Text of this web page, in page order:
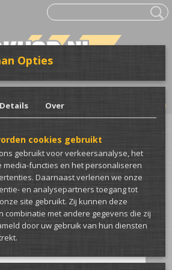
(0)
>Turbo sticker>Boost FTW auto sticker
Opties
Details Over
cookies gebruikt
gebruikt voor verkeersanalyse, het
media-functies en het personaliseren
Daarnaast verlenen we onze
en analysepartners toegang tot
site gebruikt. Zij kunnen deze
combinatie met andere gegevens die zij
door uw gebruik van hun diensten